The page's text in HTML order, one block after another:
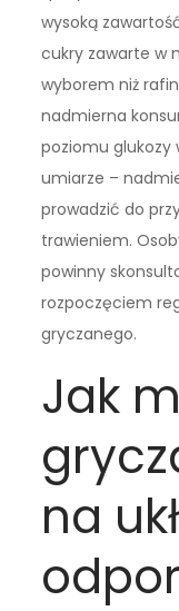
wysoką
cukry zawarte w
wyborem niż
nadmierna
poziomu glukozy
umiarze –
prowadzić do
trawieniem.
powinny
rozpoczęciem
gryczanego.
Jak
na